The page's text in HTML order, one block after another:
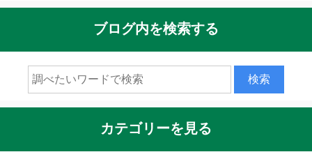
ブログ内を検索する
カテゴリーを見る